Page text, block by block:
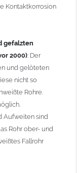
Kontaktkorrosion
gefalzten
2000): Der
und gelöteten
nicht so
Rohre.
Aufweiten sind
Rohr ober- und
Fallrohr